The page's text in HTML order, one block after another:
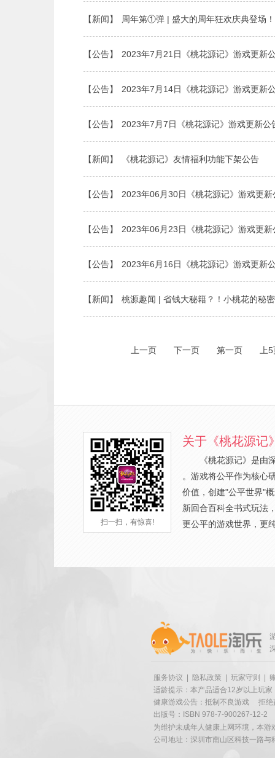
【新闻】 周年第①弹 | 盛大的周年狂欢庆典登场
【公告】 2023年7月21日《桃花源记》游戏更新
【公告】 2023年7月14日《桃花源记》游戏更新
【公告】 2023年7月7日《桃花源记》游戏更新公
【新闻】 《桃花源记》友情福利功能下架公告
【公告】 2023年06月30日《桃花源记》游戏更新
【公告】 2023年06月23日《桃花源记》游戏更新
【公告】 2023年6月16日《桃花源记》游戏更新
【新闻】 桃源趣闻 | 省钱大秘籍？！小桃花的秘
上一页 下一页 第一页 上
扫一扫，有惊喜!
关于《桃花源记
《桃花源记》是由
。游戏将公平作为核心
价值，创建"公平世界"
新回合百科全书式玩法
更公平的游戏世界，更
服务协议 隐私政策 玩家守则
适龄提示：本产品适合12岁以上玩家
健康游戏公告：抵制不良游戏
拒绝
出版号：ISBN 978-7-900267-12-2
为维护未成年人健康上网环境，本
公司地址：深圳市南山区科技一路